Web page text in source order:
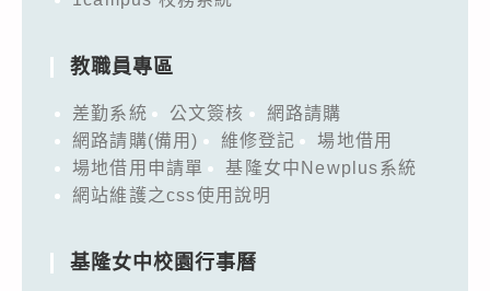
教職員專區
差勤系統 公文簽核
網路請購
網路請購(備用)
維修登記
場地借用
場地借用申請單
基隆女中Newplus系統
網站維護之css使用說明
基隆女中校園行事曆